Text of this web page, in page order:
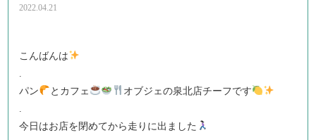
2022.04.21
こんばんは
パン
とカフェ
オブジェの泉北店チーフです
今日はお店を閉めてから走りに出ました